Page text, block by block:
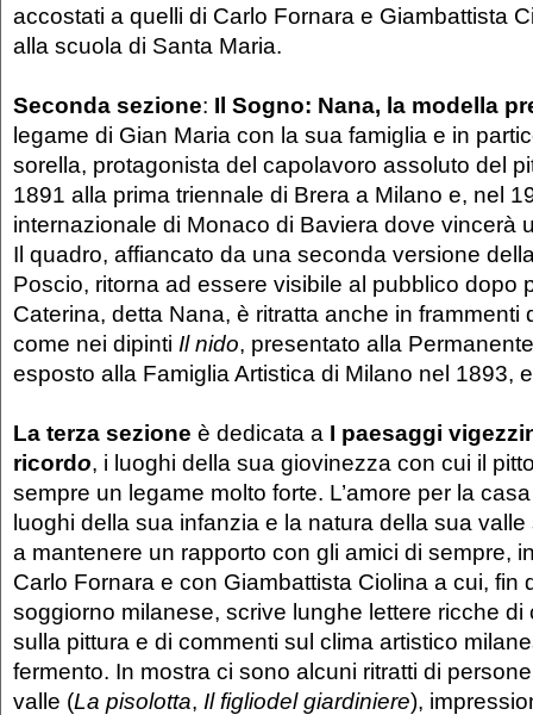
accostati a quelli di Carlo Fornara e Giambattista
alla scuola di Santa Maria.
Seconda sezione: Il Sogno: Nana, la modella
legame di Gian Maria con la sua famiglia e in
sorella, protagonista del capolavoro assoluto del
1891 alla prima triennale di Brera a Milano e, nel
internazionale di Monaco di Baviera dove vincerà
Il quadro, affiancato da una seconda versione
Poscio, ritorna ad essere visibile al pubblico dopo
Caterina, detta Nana, è ritratta anche in frammenti
come nei dipinti Il nido, presentato alla
esposto alla Famiglia Artistica di Milano nel 1893,
La terza sezione è dedicata a I paesaggi
ricordo, i luoghi della sua giovinezza con cui il
sempre un legame molto forte. L’amore per la
luoghi della sua infanzia e la natura della sua
a mantenere un rapporto con gli amici di sempre,
Carlo Fornara e con Giambattista Ciolina a cui, fin
soggiorno milanese, scrive lunghe lettere ricche di
sulla pittura e di commenti sul clima artistico
fermento. In mostra ci sono alcuni ritratti di
valle (La pisolotta, Il figliodel giardiniere),